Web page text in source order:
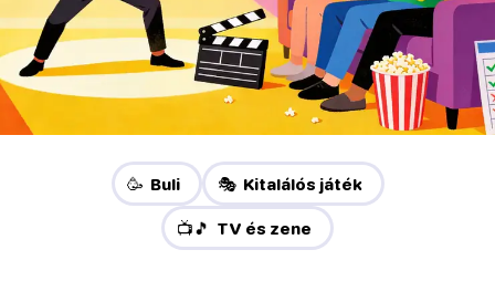
🥳 Buli 🎭 Kitalálós játék
📺🎵 TV és zene